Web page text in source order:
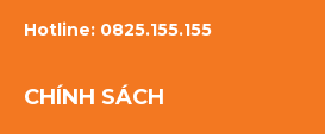
Hotline: 0825.155.155
CHÍNH SÁCH